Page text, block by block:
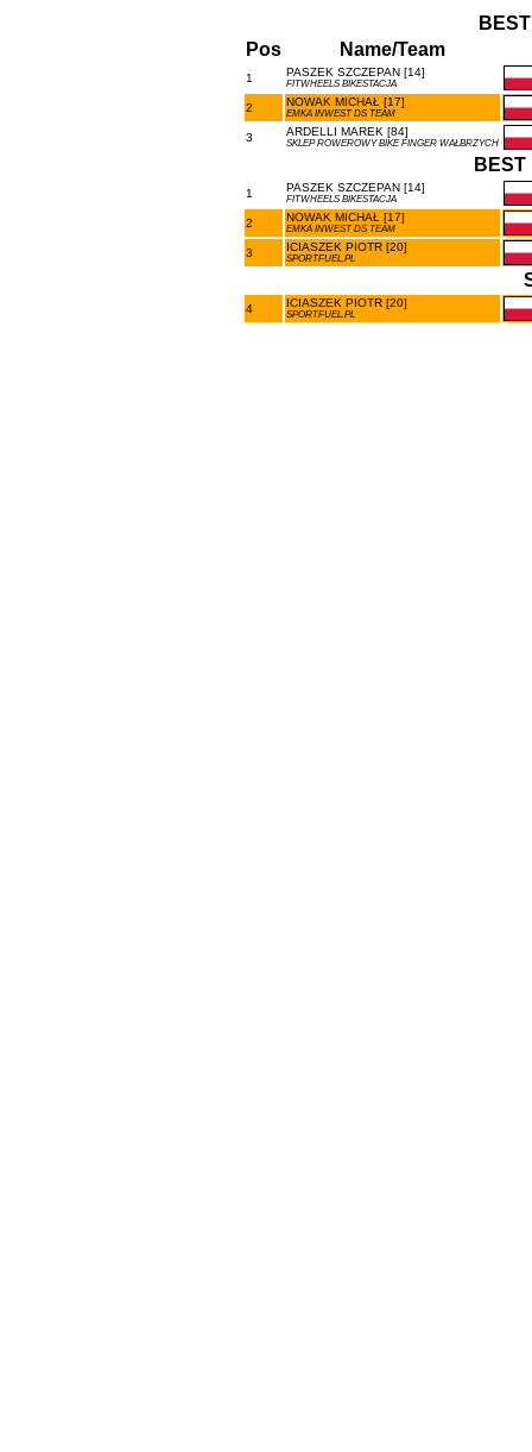
Pos
Name/Team
1 PASZEK SZCZEPAN [14]
FITWHEELS BIKESTACJA
2 NOWAK MICHAŁ [17]
EMKA INWEST DS TEAM
3 ARDELLI MAREK [84]
SKLEP ROWEROWY BIKE FINGER WAŁBRZYCH
BEST
1 PASZEK SZCZEPAN [14]
FITWHEELS BIKESTACJA
2 NOWAK MICHAŁ [17]
EMKA INWEST DS TEAM
3 ICIASZEK PIOTR [20]
SPORTFUEL.PL
4 ICIASZEK PIOTR [20]
SPORTFUEL.PL